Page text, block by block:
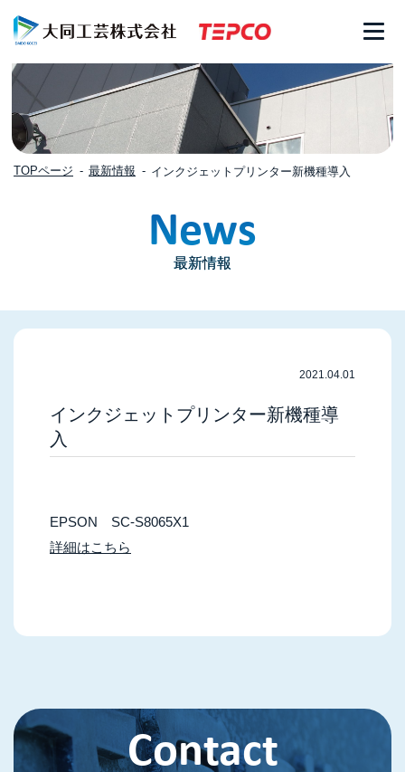
TOPページ 最新情報 インクジェットプリンター新機種導入
News
最新情報
2021.04.01
インクジェットプリンター新機種導
入
EPSON SC-S8065X1
詳細はこちら
Contact